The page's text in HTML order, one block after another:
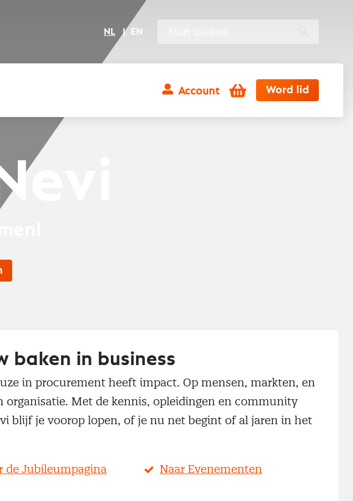
NL EN
Account Winkelwagen
Word lid
baken in business
in procurement heeft impact. Op mensen, markten, en
organisatie. Met de kennis, opleidingen en community
blijf je voorop lopen, of je nu net begint of al jaren in het
de Jubileumpagina Naar Evenementen